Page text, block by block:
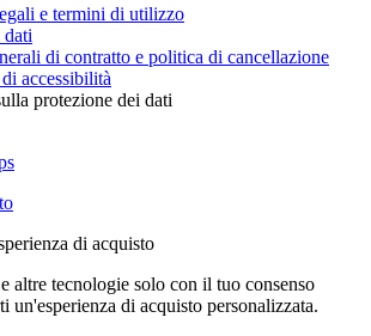
e termini di utilizzo
dati
di contratto e politica di cancellazione
accessibilità
protezione dei dati
di acquisto
altre tecnologie solo con il tuo consenso
di acquisto personalizzata.